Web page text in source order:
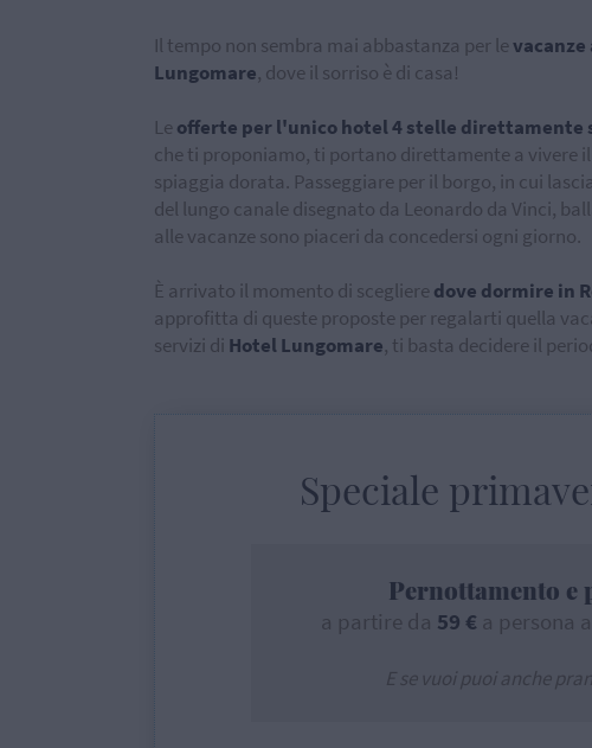
Il tempo non sembra mai abbastanza per levacanze
Lungomare, dove il sorriso è di casa!
Le offerte per l'unico hotel 4 stelle direttamente
che ti proponiamo, ti portano direttamente a vivere
spiaggia dorata. Passeggiare per il borgo, in cui
del lungo canale disegnato da Leonardo da Vinci,
alle vacanze sono piaceri da concedersi ogni giorno.
È arrivato il momento di scegliere dove dormire in
approfitta di queste proposte per regalarti quella
servizi di Hotel Lungomare, ti basta decidere il
Speciale
Pernottamento e
a partire da 59 € a persona
E se vuoi puoi anche